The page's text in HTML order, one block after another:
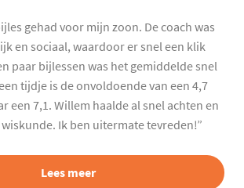
gehad voor mijn zoon. De coach was
en sociaal, waardoor er snel een klik
paar bijlessen was het gemiddelde snel
tijdje is de onvoldoende van een 4,7
een 7,1. Willem haalde al snel achten en
Ik ben uitermate tevreden!”
Lees meer